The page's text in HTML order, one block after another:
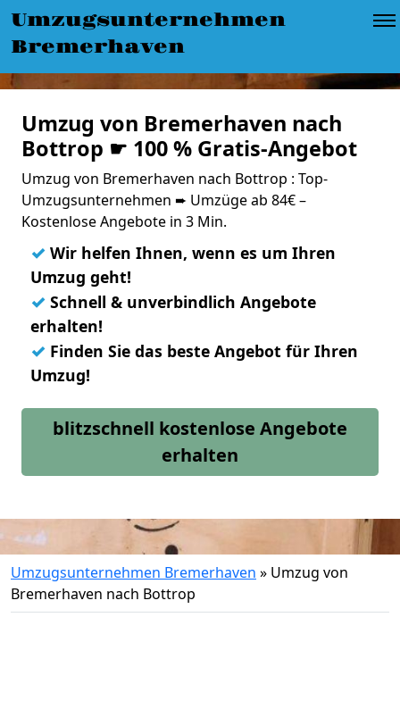
Umzugsunternehmen
Bremerhaven
Umzug von Bremerhaven nach
Bottrop ☛ 100 % Gratis-Angebot
Umzug von Bremerhaven nach Bottrop : Top-
Umzugsunternehmen ➨ Umzüge ab 84€ –
Kostenlose Angebote in 3 Min.
✓ Wir helfen Ihnen, wenn es um Ihren
Umzug geht!
✓ Schnell & unverbindlich Angebote
erhalten!
✓ Finden Sie das beste Angebot für Ihren
Umzug!
blitzschnell kostenlose Angebote
erhalten
Umzugsunternehmen Bremerhaven » Umzug von
Bremerhaven nach Bottrop